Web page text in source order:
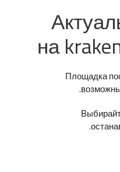
на
Площадка